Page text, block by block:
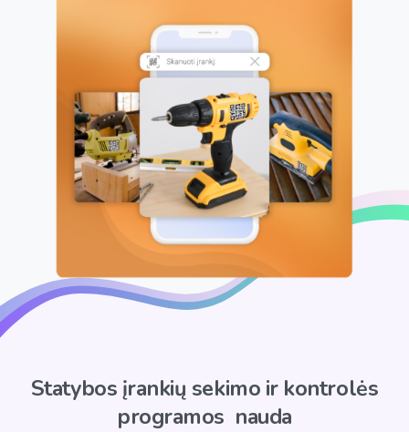
Statybos įrankių sekimo ir kontrolės
programos nauda